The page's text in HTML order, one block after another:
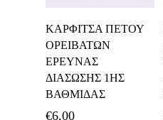
Καλάθι
ΚΑΡΦΙΤΣΑ ΠΕΤΟΥ
ΟΡΕΙΒΑΤΩΝ
ΕΡΕΥΝΑΣ
ΔΙΑΣΩΣΗΣ 1ΗΣ
ΒΑΘΜΙΔΑΣ
€6,00